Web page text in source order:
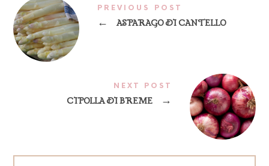
PREVIOUS POST
← ASPARAGO DI CANTELLO
NEXT POST
CIPOLLA DI BREME →